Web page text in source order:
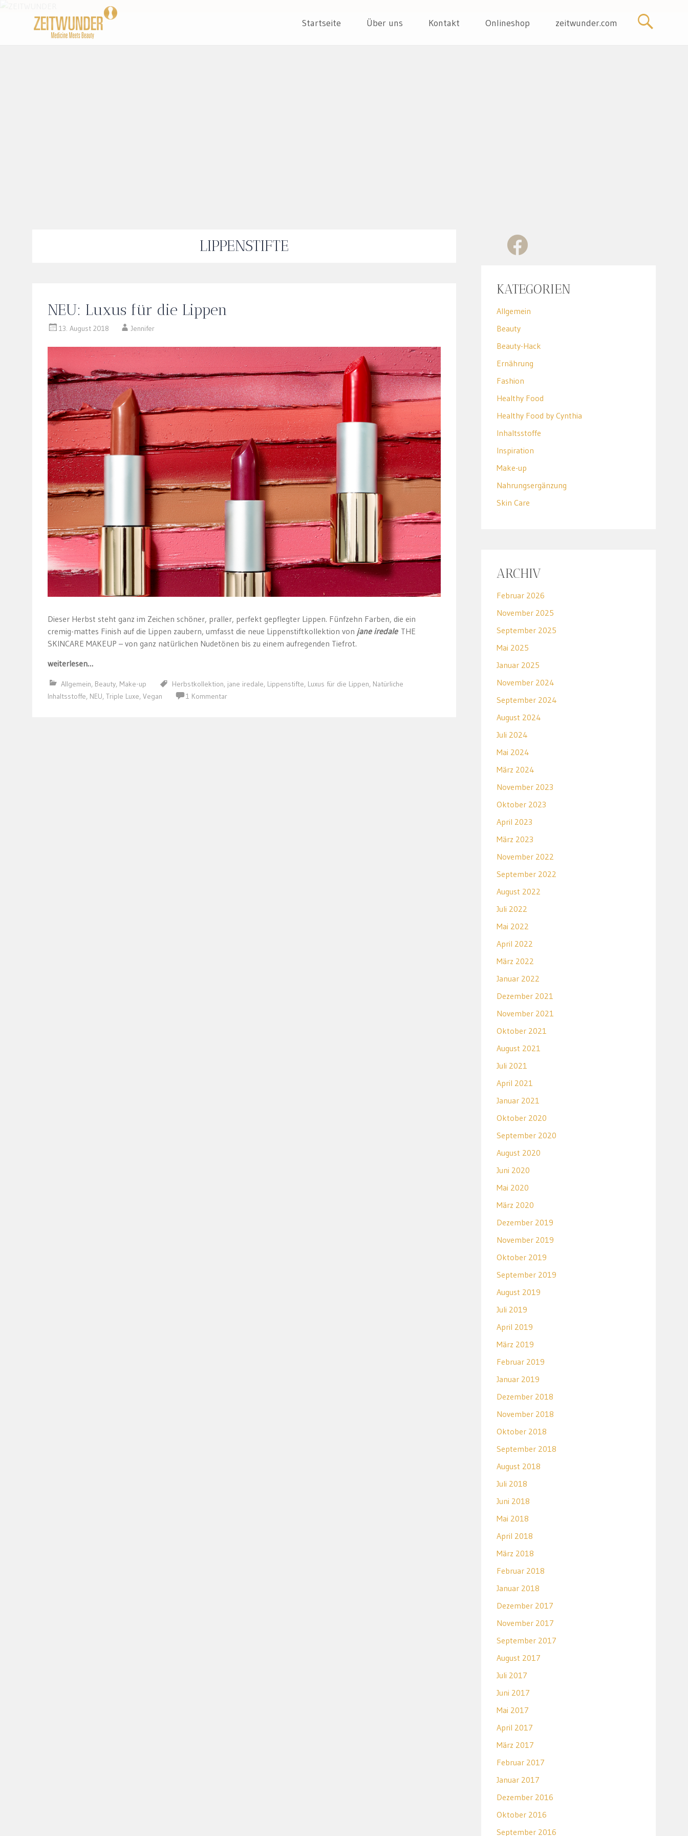
to
Startseite Über uns Kontakt Onlineshop zeitwunder.com
LIPPENSTIFTE
NEU: Luxus für die Lippen
13. August 2018 Jennifer
Dieser Herbst steht ganz im Zeichen schöner, praller, perfekt gepflegter Lippen. Fünfzehn Farben, die ein
cremig-mattes Finish auf die Lippen zaubern, umfasst die neue Lippenstiftkollektion von jane iredaleTHE
SKINCARE MAKEUP – von ganz natürlichen Nudetönen bis zu einem aufregenden Tiefrot.
weiterlesen…
Allgemein, Beauty, Make-up Herbstkollektion, jane iredale, Lippenstifte, Luxus für die Lippen, Natürliche
Inhaltsstoffe, NEU, Triple Luxe, Vegan 1 Kommentar
KATEGORIEN
Allgemein
Beauty
Beauty-Hack
Ernährung
Fashion
Healthy Food
Healthy Food by Cynthia
Inhaltsstoffe
Inspiration
Make-up
Nahrungsergänzung
Skin Care
ARCHIV
Februar 2026
November 2025
September 2025
Mai 2025
Januar 2025
November 2024
September 2024
August 2024
Juli 2024
Mai 2024
März 2024
November 2023
Oktober 2023
April 2023
März 2023
November 2022
September 2022
August 2022
Juli 2022
Mai 2022
April 2022
März 2022
Januar 2022
Dezember 2021
November 2021
Oktober 2021
August 2021
Juli 2021
April 2021
Januar 2021
Oktober 2020
September 2020
August 2020
Juni 2020
Mai 2020
März 2020
Dezember 2019
November 2019
Oktober 2019
September 2019
August 2019
Juli 2019
April 2019
März 2019
Februar 2019
Januar 2019
Dezember 2018
November 2018
Oktober 2018
September 2018
August 2018
Juli 2018
Juni 2018
Mai 2018
April 2018
März 2018
Februar 2018
Januar 2018
Dezember 2017
November 2017
September 2017
August 2017
Juli 2017
Juni 2017
Mai 2017
April 2017
März 2017
Februar 2017
Januar 2017
Dezember 2016
Oktober 2016
September 2016